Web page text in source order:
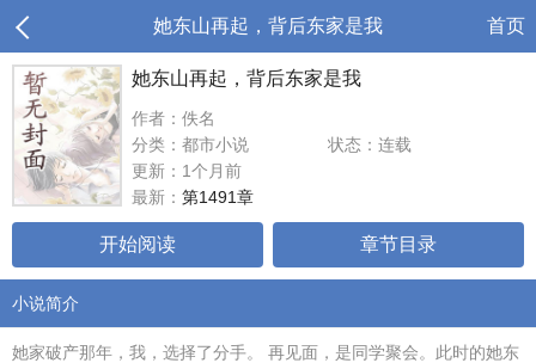
她东山再起，背后东家是我 首页
她东山再起，背后东家是我
作者：佚名
分类：都市小说
状态：连载
更新：1个月前
最新： 第1491章
开始阅读 章节目录
小说简介
她家破产那年，我，选择了分手。 再见面，是同学聚会。此时的她东